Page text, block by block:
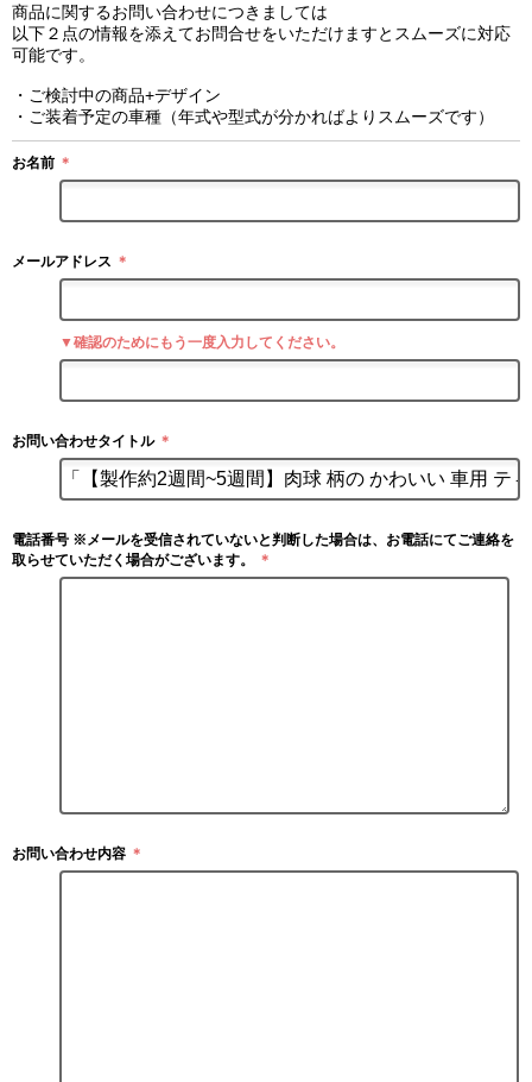
商品に関するお問い合わせにつきましては
以下２点の情報を添えてお問合せをいただけますとスムーズに対応
可能です。
・ご検討中の商品+デザイン
・ご装着予定の車種（年式や型式が分かればよりスムーズです）
お名前 ＊
メールアドレス ＊
▼確認のためにもう一度入力してください。
お問い合わせタイトル ＊
電話番号 ※メールを受信されていないと判断した場合は、お電話にてご連絡を
取らせていただく場合がございます。
＊
お問い合わせ内容 ＊